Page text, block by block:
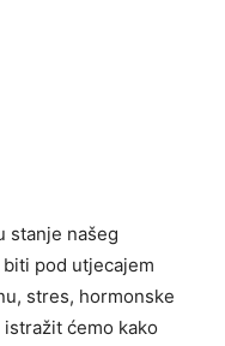
stanje našeg
pod utjecajem
stres, hormonske
ćemo kako